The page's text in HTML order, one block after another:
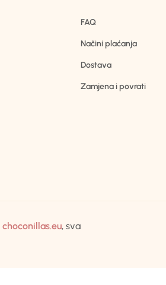
FAQ
Načini plaćanja
Dostava
Zamjena i povrati
choconillas.eu, sva